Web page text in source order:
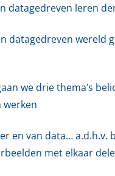
datagedreven leren
datagedreven wereld
we drie thema’s
werken
en van data… a.d.h.v.
met elkaar